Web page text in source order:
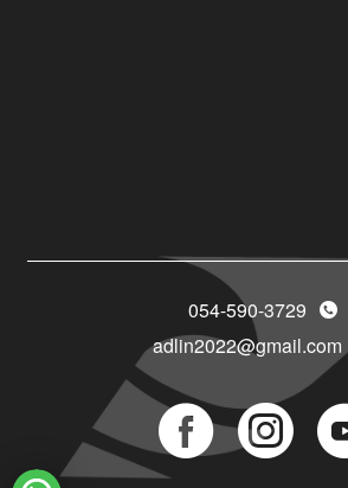
054-590-3729
adlin2022@gmail.com
Social
Social
Social